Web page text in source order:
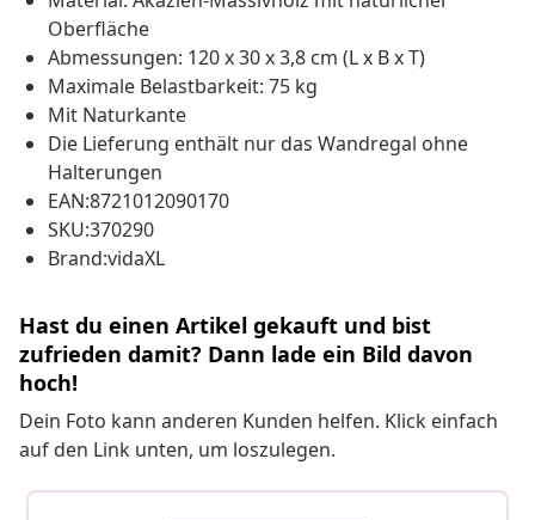
Oberfläche
Abmessungen: 120 x 30 x 3,8 cm (L x B x T)
Maximale Belastbarkeit: 75 kg
Mit Naturkante
Die Lieferung enthält nur das Wandregal ohne
Halterungen
EAN:8721012090170
SKU:370290
Brand:vidaXL
Hast du einen Artikel gekauft und bist
zufrieden damit? Dann lade ein Bild davon
hoch!
Dein Foto kann anderen Kunden helfen. Klick einfach
auf den Link unten, um loszulegen.